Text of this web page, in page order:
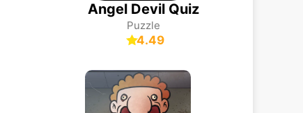
Angel Devil Quiz
Puzzle
4.49